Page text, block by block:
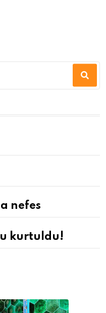
nefes
kurtuldu!